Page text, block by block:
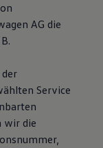
AG die
Service
wir die